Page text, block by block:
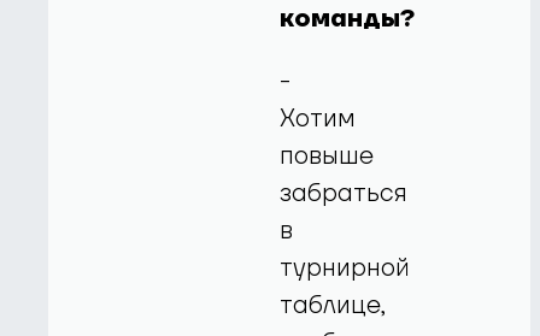
команды?
-
Хотим
повыше
забраться
в
турнирной
таблице,